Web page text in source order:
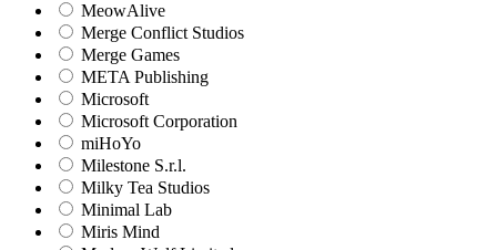
MeowAlive
Merge Conflict Studios
Merge Games
META Publishing
Microsoft
Microsoft Corporation‬
miHoYo
Milestone S.r.l.
Milky Tea Studios
Minimal Lab
Miris Mind